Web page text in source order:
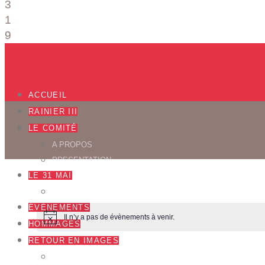
3
1
9
ACCUEIL
RAINIER III
LE COMITÉ
A PROPOS
PRESENTATION
LE 31 MAI
ÉVÉNEMENTS
HOMMAGES
RETOUR EN IMAGES
Il n’y a pas de évènements à venir.